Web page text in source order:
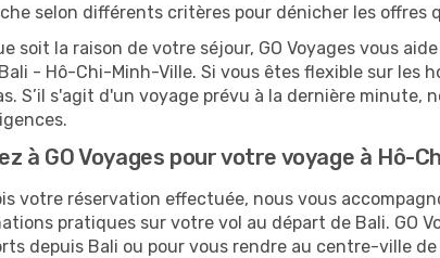
selon différents critères pour dénicher les
soit la raison de votre séjour, GO Voyages vous
- Hô-Chi-Minh-Ville. Si vous êtes flexible sur les
S’il s'agit d'un voyage prévu à la dernière
à GO Voyages pour votre voyage à Hô-
votre réservation effectuée, nous vous
pratiques sur votre vol au départ de Bali. GO
depuis Bali ou pour vous rendre au centre-ville